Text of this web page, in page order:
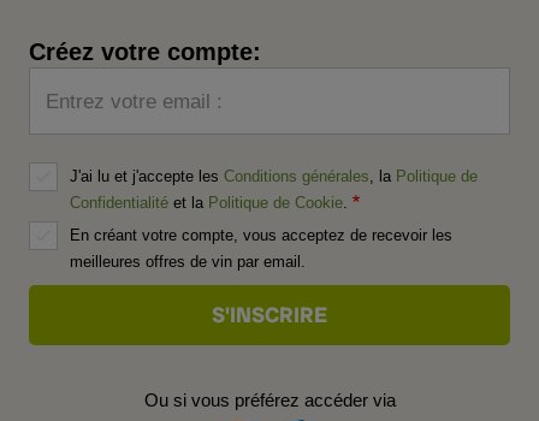
Créez votre compte:
Entrez votre email :
J'ai lu et j'accepte les Conditions générales , la Politique de
Confidentialité et la Politique de Cookie
En créant votre compte, vous acceptez de recevoir les
meilleures offres de vin par email.
Ou si vous préférez accéder via